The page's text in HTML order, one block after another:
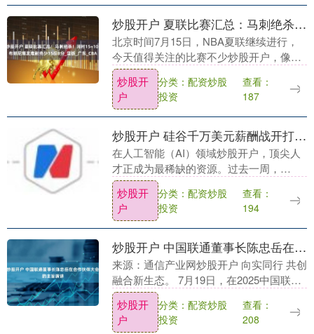
炒股开户 夏联比赛汇总：马刺绝杀！河村15+10，布朗尼爆发难耐克少15投8分_篮板_广东_CBA
北京时间7月15日，NBA夏联继续进行，
今天值得关注的比赛不少炒股开户，像快
船和湖人的同城德比，此外马刺和爵士的
比赛更是上演了绝杀的戏码，现在比赛已
经是全部打完....
炒股开
户
分类：配资炒股
投资
查看：
187
炒股开户 硅谷千万美元薪酬战开打！OpenAI被Meta一周挖走八员大将，直呼“被偷家”
在人工智能（AI）领域炒股开户，顶尖人
才正成为最稀缺的资源。过去一周，
OpenAI 遭遇了前所未有的人才流失危
机：至少八名核心研究员集体跳槽至竞争
对手 Meta....
炒股开
户
分类：配资炒股
投资
查看：
194
炒股开户 中国联通董事长陈忠岳在合作伙伴大会的主旨演讲
来源：通信产业网炒股开户 向实同行 共创
融合新生态。 7月19日，在2025中国联通
合作伙伴大会上，中国联通董事长陈忠岳
发表了题为《向实同行 共创融合新生态》
的....
炒股开
户
分类：配资炒股
投资
查看：
208